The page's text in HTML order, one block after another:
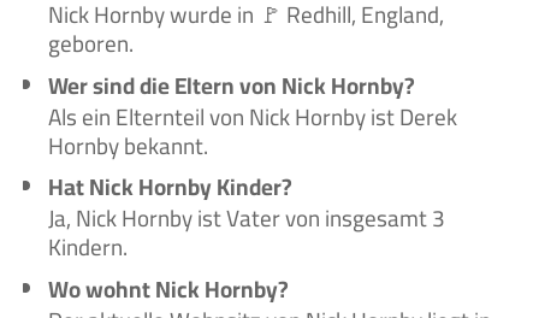
Nick Hornby wurde in 🚩 Redhill, England,
geboren.
Wer sind die Eltern von Nick Hornby?
Als ein Elternteil von Nick Hornby ist Derek
Hornby bekannt.
Hat Nick Hornby Kinder?
Ja, Nick Hornby ist Vater von insgesamt 3
Kindern.
Wo wohnt Nick Hornby?